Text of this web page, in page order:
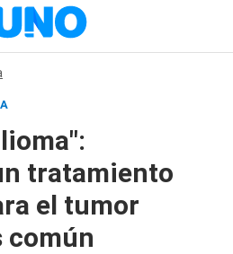
tratamiento
el tumor
común